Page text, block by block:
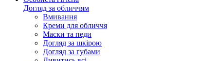
Догляд за обличчям
Вмивання
Креми для обличчя
Маски та педи
Догляд за шкірою
Догляд за губами